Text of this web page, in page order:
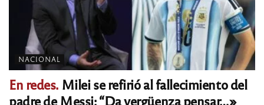
NACIONAL
En redes. Milei se refirió al fallecimiento del
padre de Messi: “Da vergüenza pensar…»